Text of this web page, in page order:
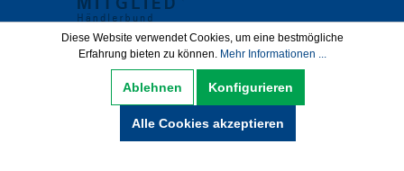
Datenschutz AGB
Impressum
Hinweise zur Batterieentsorgung
Diese Website verwendet Cookies, um eine bestmögliche
Erfahrung bieten zu können. Mehr Informationen ...
Ablehnen Konfigurieren
Alle Cookies akzeptieren